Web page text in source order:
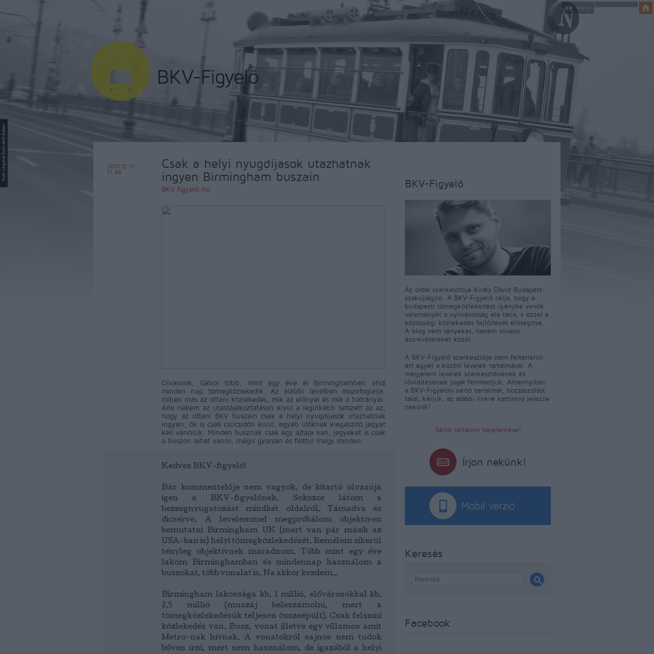
Csak a helyi nyugdíjasok utazhatnak
ingyen Birmingham buszain
BKV figyelő.hu
2011.12.17
11:56
Olvasónk, Gábor több, mint egy éve él Birminghamben ahol
minden nap tömegközlekedik. Az alábbi levélben összefoglalja,
miben más az ottani közlekedés, mik az előnyei és mik a hátrányai.
Ami nekem az utastájékoztatáson kívül a leginkább tetszett az az,
hogy az ottani BKV buszain csak a helyi nyugdíjasok utazhatnak
ingyen, ők is csak csúcsidőn kívül, egyéb időknek kiegészítő jegyet
kell venniük. Minden busznak csak egy ajtaja van, jegyeket is csak
a buszon lehet venni, mégis gyorsan és flottul megy minden:
Kedves BKV-figyelő!
Bár kommentelője nem vagyok, de kitartó olvasója
igen a BKV-figyelőnek. Sokszor látom a
bezzegnyugatozást mindkét oldalról. Támadva és
dicsérve. A levelemmel megpróbálom objektíven
bemutatni Birmingham UK (mert van pár másik az
USA-ban is) helyi tömegközlekedését. Remélem sikerül
tényleg objektívnek maradnom. Több mint egy éve
lakom Birminghamban és mindennap használom a
buszokat, több vonalat is. Na akkor kezdem..
Birmingham lakossága kb. 1 millió, elővárosokkal kb.
2,5 millió (muszáj beleszámolni, mert a
tömegközlekedésük teljesen összeépült). Csak felszíni
közlekedés van. Busz, vonat illetve egy villamos amit
Metro-nak hívnak. A vonatokról sajnos nem tudok
bőven írni, mert nem használom, de igazából a helyi
BKV-Figyelő
Az oldal szerkesztője Király Dávid Budapest-
szakújságíró. A BKV-Figyelő célja, hogy a
budapesti tömegközlekedést igénybe vevők
véleményét a nyilvánosság elé tárja, s ezzel a
közösségi közlekedés fejlődését elősegítse.
A blog nem tényeket, hanem olvasói
észrevételeket közöl.
A BKV-Figyelő szerkesztője nem feltétlenül
ért egyet a közölt levelek tartalmával. A
megjelent levelek szerkesztésének és
rövidítésének jogát fenntartjuk. Amennyiben
a BKV-Figyelőn sértő tartalmat, hozzászólást
talál, kérjük, az alábbi linkre kattintva jelezze
nekünk!
Sértő tartalom bejelentése!
Írjon nekünk!
Keresés
Facebook